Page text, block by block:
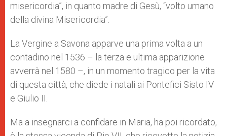
misericordia”, in quanto madre di Gesù, “volto umano
della divina Misericordia”.
La Vergine a Savona apparve una prima volta a un
contadino nel 1536 – la terza e ultima apparizione
avverrà nel 1580 –, in un momento tragico per la vita
di questa città, che diede i natali ai Pontefici Sisto IV
e Giulio II.
Ma a insegnarci a confidare in Maria, ha poi ricordato,